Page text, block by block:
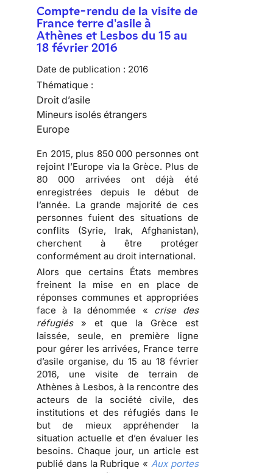
Compte-rendu de la visite de
France terre d'asile à
Athènes et Lesbos du 15 au
18 février 2016
Date de publication : 2016
Thématique :
Droit d’asile
Mineurs isolés étrangers
Europe
En 2015, plus 850 000 personnes ont
rejoint l’Europe via la Grèce. Plus de
80 000 arrivées ont déjà été
enregistrées depuis le début de
l’année. La grande majorité de ces
personnes fuient des situations de
conflits (Syrie, Irak, Afghanistan),
cherchent à être protéger
conformément au droit international.
Alors que certains États membres
freinent la mise en en place de
réponses communes et appropriées
face à la dénommée « crise des
réfugiés» et que la Grèce est
laissée, seule, en première ligne
pour gérer les arrivées, France terre
d’asile organise, du 15 au 18 février
2016, une visite de terrain de
Athènes à Lesbos, à la rencontre des
acteurs de la société civile, des
institutions et des réfugiés dans le
but de mieux appréhender la
situation actuelle et d’en évaluer les
besoins. Chaque jour, un article est
publié dans la Rubrique « Aux portes